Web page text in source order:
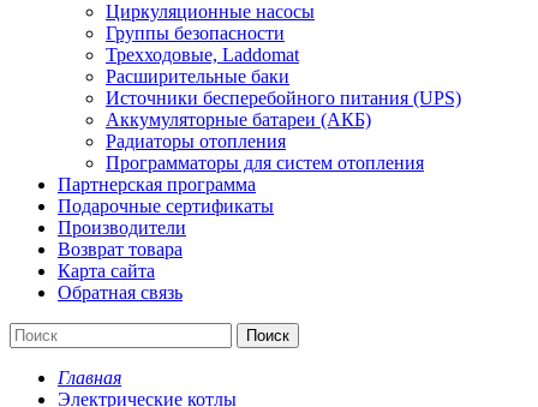
Циркуляционные насосы
Группы безопасности
Трехходовые, Laddomat
Расширительные баки
Источники бесперебойного питания (UPS)
Аккумуляторные батареи (АКБ)
Радиаторы отопления
Программаторы для систем отопления
Партнерская программа
Подарочные сертификаты
Производители
Возврат товара
Карта сайта
Обратная связь
Поиск
Главная
Электрические котлы